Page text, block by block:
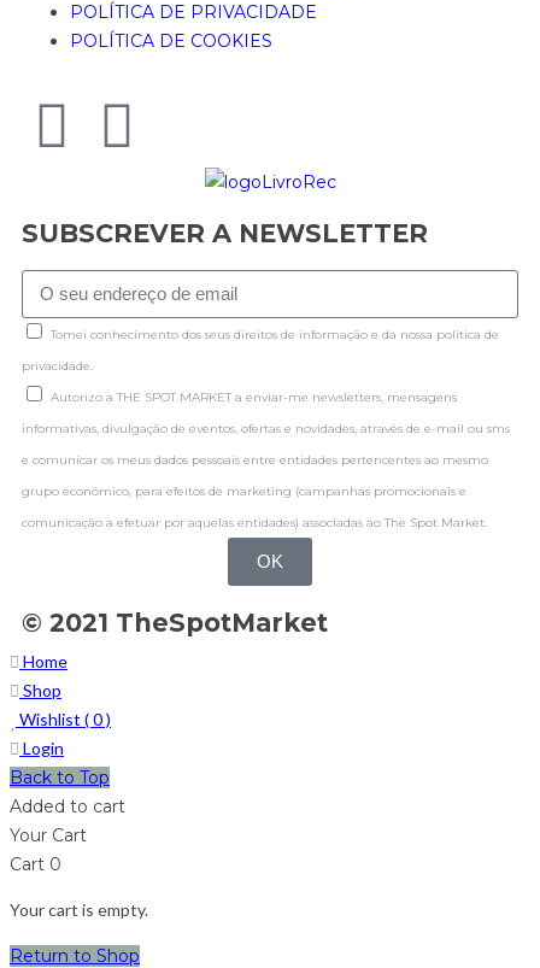
POLÍTICA DE PRIVACIDADE
POLÍTICA DE COOKIES
SUBSCREVER A NEWSLETTER
Tomei conhecimento dos seus direitos de informação e da nossa politica de
privacidade.
Autorizo a THE SPOT MARKET a enviar-me newsletters, mensagens
informativas, divulgação de eventos, ofertas e novidades, através de e-mail ou sms
e comunicar os meus dados pessoais entre entidades pertencentes ao mesmo
grupo económico, para efeitos de marketing (campanhas promocionais e
comunicação a efetuar por aquelas entidades) associadas ao The Spot Market.
OK
© 2021 TheSpotMarket
Home
Shop
Wishlist (0)
Login
Back to Top
Added to cart
Your Cart
Cart 0
Your cart is empty.
Return to Shop